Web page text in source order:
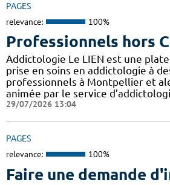
PAGES
relevance: 100%
Professionnels hors
Addictologie Le LIEN est une
prise en soins en addictologie à
professionnels à Montpellier et
animée par le service
29/07/2026 13:04
PAGES
relevance: 100%
Faire une demande